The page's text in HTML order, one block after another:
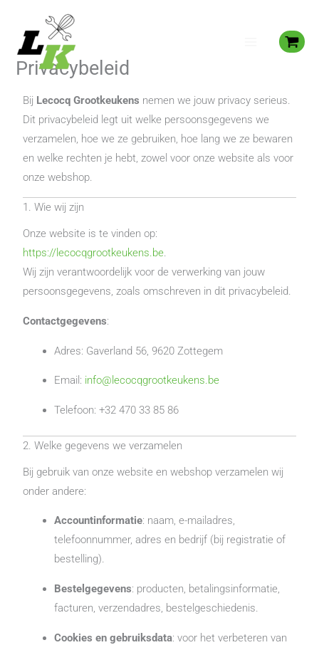
inhoudPrivacybeleid
Bij Lecocq Grootkeukens nemen we jouw privacy serieus.
Dit privacybeleid legt uit welke persoonsgegevens we
verzamelen, hoe we ze gebruiken, hoe lang we ze bewaren
en welke rechten je hebt, zowel voor onze website als voor
onze webshop.
1. Wie wij zijn
Onze website is te vinden op:
https://lecocqgrootkeukens.be.
Wij zijn verantwoordelijk voor de verwerking van jouw
persoonsgegevens, zoals omschreven in dit privacybeleid.
Contactgegevens:
Adres: Gaverland 56, 9620 Zottegem
Email: info@lecocqgrootkeukens.be
Telefoon: +32 470 33 85 86
2. Welke gegevens we verzamelen
Bij gebruik van onze website en webshop verzamelen wij
onder andere:
Accountinformatie: naam, e-mailadres,
telefoonnummer, adres en bedrijf (bij registratie of
bestelling).
Bestelgegevens: producten, betalingsinformatie,
facturen, verzendadres, bestelgeschiedenis.
Cookies en gebruiksdata: voor het verbeteren van